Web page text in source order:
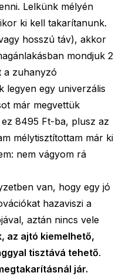
Lelkünk mélyén
ki kell takarítanunk.
hosszú táv), akkor
mondjuk 2
a zuhanyzó
legyen egy univerzális
már megvettük
8495 Ft-ba, plusz az
mélytisztítottam már ki
nem vágyom rá
van, hogy egy jó
hazaviszi a
aztán nincs vele
az ajtó kiemelhető,
tisztává tehető.
jár.